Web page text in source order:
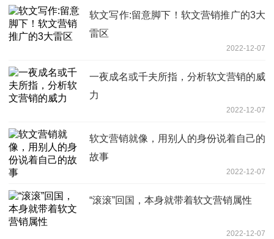
软文写作:留意脚下！软文营销推广的3大
雷区
2022-12-07
一夜成名或千夫所指，分析软文营销的威
力
2022-12-07
软文营销就像，用别人的身份说着自己的
故事
2022-12-07
“滚滚”回国，本身就带着软文营销属性
2022-12-07